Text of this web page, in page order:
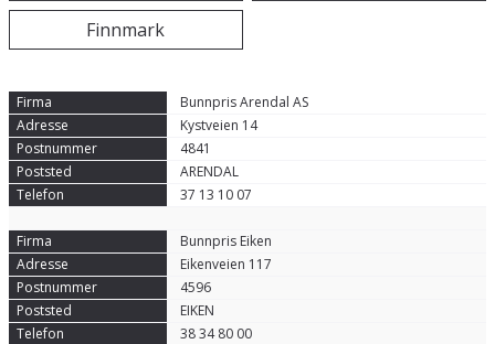
Finnmark
Bunnpris Arendal AS
Kystveien 14
4841
ARENDAL
37 13 10 07
Bunnpris Eiken
Eikenveien 117
4596
EIKEN
38 34 80 00